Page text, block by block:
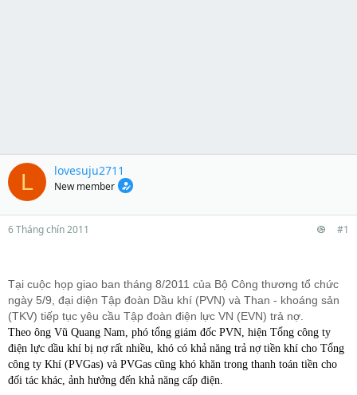
L lovesuju2711
New member
6 Tháng chín 2011 #1
Tại cuộc họp giao ban tháng 8/2011 của Bộ Công thương tổ chức
ngày 5/9, đại diện Tập đoàn Dầu khí (PVN) và Than - khoáng sản
(TKV) tiếp tục yêu cầu Tập đoàn điện lực VN (EVN) trả nợ.
Theo ông Vũ Quang Nam, phó tổng giám đốc PVN, hiện Tổng công ty
điện lực dầu khí bị nợ rất nhiều, khó có khả năng trả nợ tiền khí cho Tổng
công ty Khí (PVGas) và PVGas cũng khó khăn trong thanh toán tiền cho
đối tác khác, ảnh hưởng đến khả năng cấp điện.